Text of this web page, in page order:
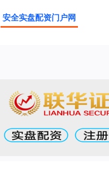
安全实盘配资门户网